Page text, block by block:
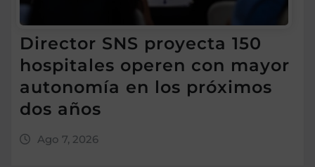
Director SNS proyecta 150
hospitales operen con mayor
autonomía en los próximos
dos años
Ago 7, 2026